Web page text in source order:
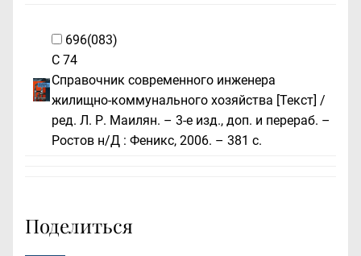
696(083)
С 74
Справочник современного инженера
жилищно-коммунального хозяйства [Текст] /
ред. Л. Р. Маилян. – 3-е изд., доп. и перераб. –
Ростов н/Д : Феникс, 2006. – 381 с.
Поделиться